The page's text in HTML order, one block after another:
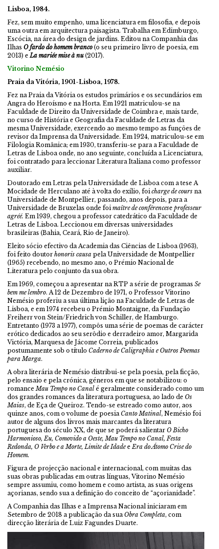
Lisboa, 1984.
Fez, sem muito empenho, uma licenciatura em filosofia, e depois
uma outra em arquitectura paisagista. Trabalha em Edimburgo,
Escócia, na área do design de jardins. Editou na Companhia das
Ilhas O fardo do homem branco(o seu primeiro livro de poesia, em
2013) eLa mariée mise à nu (2017).
Vitorino Nemésio
Praia da Vitória, 1901-Lisboa, 1978.
Fez na Praia da Vitória os estudos primários e os secundários em
Angra do Heroísmo e na Horta. Em 1921 matriculou-se na
Faculdade de Direito da Universidade de Coimbra e, mais tarde,
no curso de História e Geografia da Faculdade de Letras da
mesma Universidade, exercendo ao mesmo tempo as funções de
revisor da Imprensa da Universidade. Em 1924, matriculou-se em
Filologia Românica; em 1930, transferiu-se para a Faculdade de
Letras de Lisboa onde, no ano seguinte, concluída a Licenciatura,
foi contratado para leccionar Literatura Italiana como professor
auxiliar.
Doutorado em Letras pela Universidade de Lisboa com a tese A
Mocidade de Herculano até à volta do exílio, foicharge de cours na
Universidade de Montpellier, passando, anos depois, para a
Universidade de Bruxelas onde foimaître de conférencese professeur
agréé. Em 1939, chegou a professor catedrático da Faculdade de
Letras de Lisboa. Leccionou em diversas universidades
brasileiras (Bahia, Ceará, Rio de Janeiro).
Eleito sócio efectivo da Academia das Ciências de Lisboa (1963),
foi feito doutor honoris causa pela Universidade de Montpellier
(1965) recebendo, no mesmo ano, o Prémio Nacional de
Literatura pelo conjunto da sua obra.
Em 1969, começou a apresentar na RTP a série de programas Se
bem me lembro. A 12 de Dezembro de 1971, o Professor Vitorino
Nemésio proferiu a sua última lição na Faculdade de Letras de
Lisboa, e em 1974 recebeu o Prémio Montaigne, da Fundação
Freiherr von Stein/Friedrich von Schiller, de Hamburgo.
Entretanto (1973 a 1977), compôs uma série de poemas de carácter
erótico dedicados ao seu serôdio e derradeiro amor, Margarida
Victória, Marquesa de Jácome Correia, publicados
postumamente sob o título Caderno de Caligraphia e Outros Poemas
para Marga.
A obra literária de Nemésio distribui-se pela poesia, pela ficção,
pelo ensaio e pela crónica, géneros em que se notabilizou: o
romanceMau Tempo no Canal é geralmente considerado como um
dos grandes romances da literatura portuguesa, ao lado de Os
Maias, de Eça de Queiroz. Tendo-se estreado como autor, aos
quinze anos, com o volume de poesiaCanto Matinal, Nemésio foi
autor de alguns dos livros mais marcantes da literatura
portuguesa do século XX, de que se poderá salientar O Bicho
Harmonioso, Eu, Comovido a Oeste, Mau Tempo no Canal, Festa
Redonda, O Verbo e a Morte, Limite de Idade e Era do Átomo Crise do
Homem.
Figura de projecção nacional e internacional, com muitas das
suas obras publicadas em outras línguas, Vitorino Nemésio
sempre assumiu, como homem e como artista, as suas origens
açorianas, sendo sua a definição do conceito de “açorianidade”.
A Companhia das Ilhas e a Imprensa Nacional iniciaram em
Setembro de 2018 a publicação da sua Obra Completa, com
direcção literária de Luiz Fagundes Duarte.